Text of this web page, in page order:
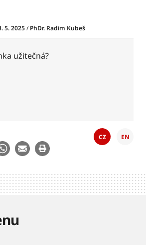
5. 2025/PhDr. Radim Kubeš
užitečná?
CZ EN